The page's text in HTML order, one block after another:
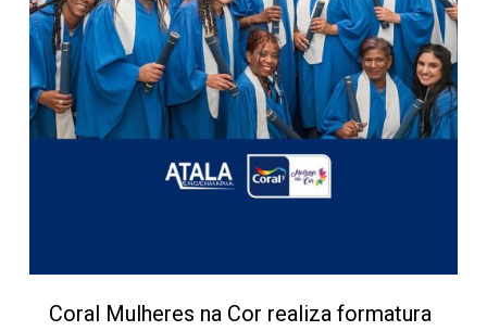
Coral Mulheres na Cor realiza formatura